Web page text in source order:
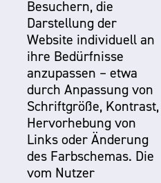
Besuchern, die
Darstellung der
Website individuell an
ihre Bedürfnisse
anzupassen – etwa
durch Anpassung von
Schriftgröße, Kontrast,
Hervorhebung von
Links oder Änderung
des Farbschemas. Die
vom Nutzer